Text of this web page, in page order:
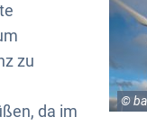
©
zu
da im